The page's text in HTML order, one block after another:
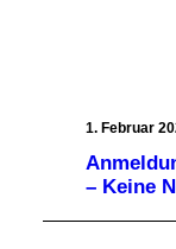
1. Februar
– Keine